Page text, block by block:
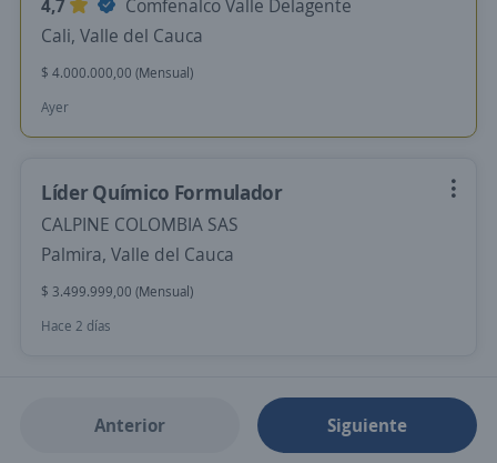
4,7
Comfenalco Valle Delagente
Cali, Valle del Cauca
$ 4.000.000,00 (Mensual)
Ayer
Líder Químico Formulador
CALPINE COLOMBIA SAS
Palmira, Valle del Cauca
$ 3.499.999,00 (Mensual)
Hace 2 días
Anterior Siguiente